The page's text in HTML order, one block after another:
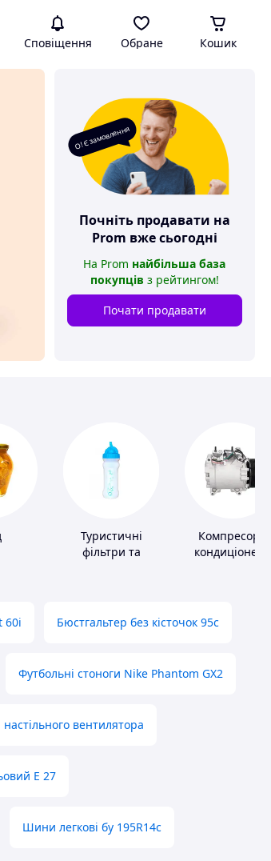
Сповіщення Обране Кошик
О! Є замовлення
Почніть продавати на
Prom вже сьогодні
На Prom найбільша база
покупців з рейтингом!
Почати продавати
Туристичні
фільтри та
Компресори
кондиціонера
60i Бюстгальтер без кісточок 95с
Футбольні стоноги Nike Phantom GX2
вентилятора
E 27
Шини легкові бу 195R14c